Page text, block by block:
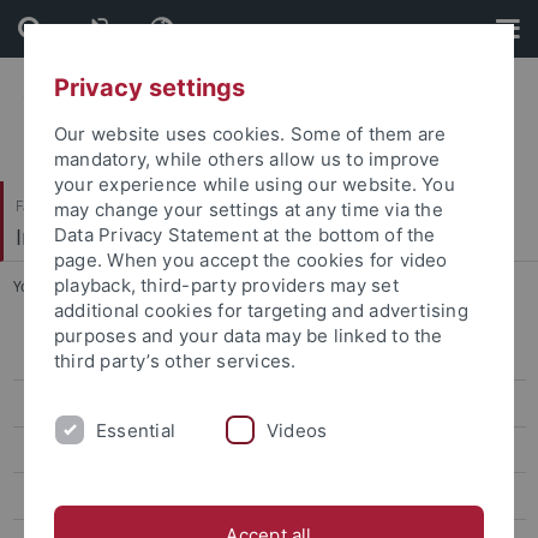
Skip
to
content
Skip
to
footer
Faculty of Economics and Social Sciences
Institute of Education
You are here: Home ... Studienfinanzierung
Anerkennung von Studienleistungen
Auslandssemester
Privacy settings
Our website uses cookies. Some of them are
mandatory, while others allow us to improve
your experience while using our website. You
may change your settings at any time via the
Data Privacy Statement at the bottom of the
page. When you accept the cookies for video
playback, third-party providers may set
additional cookies for targeting and advertising
purposes and your data may be linked to the
third party’s other services.
Essential Videos